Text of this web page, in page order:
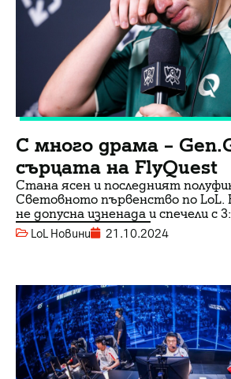
С много драма –
сърцата на FlyQuest
Стана ясен и последният
Световното първенство по LoL.
не допусна изненада и спечели с
LoL Новини 21.10.2024